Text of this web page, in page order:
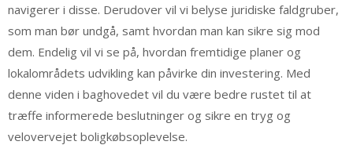
navigerer i disse. Derudover vil vi belyse juridiske faldgruber,
som man bør undgå, samt hvordan man kan sikre sig mod
dem. Endelig vil vi se på, hvordan fremtidige planer og
lokalområdets udvikling kan påvirke din investering. Med
denne viden i baghovedet vil du være bedre rustet til at
træffe informerede beslutninger og sikre en tryg og
velovervejet boligkøbsoplevelse.